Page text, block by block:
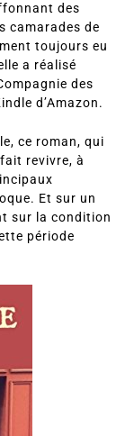
des
camarades de
toujours eu
a réalisé
des
d’Amazon.
ce roman, qui
revivre, à
Et sur un
sur la condition
période